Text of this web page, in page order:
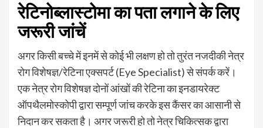
रेटिनोब्लास्टोमा का पता लगाने के लिए
जरूरी जांचें
अगर किसी बच्चे में इनमें से कोई भी लक्षण हो तो तुरंत नजदीकी नेत्र
रोग विशेषज्ञ/रेटिना एक्सपर्ट (Eye Specialist) से संपर्क करें।
एक नेत्र रोग विशेषज्ञ दोनों आंखों की रेटिना का इनडायरेक्ट
ऑपथैलमोस्कोपी द्वारा सम्पूर्ण जांच करके इस कैंसर का आसानी से
निदान कर सकता है। अगर जरूरी हो तो नेत्र चिकित्सक द्वारा